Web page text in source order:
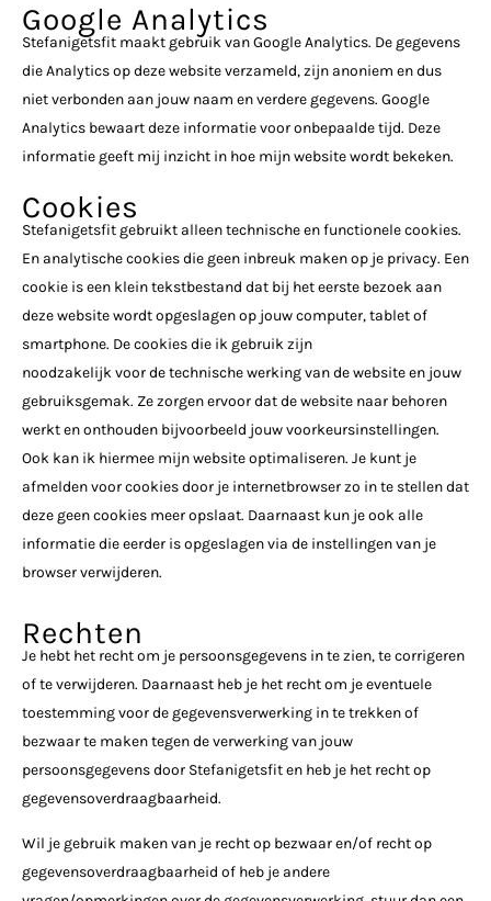
Google Analytics
Stefanigetsfit maakt gebruik van Google Analytics. De gegevens
die Analytics op deze website verzameld, zijn anoniem en dus
niet verbonden aan jouw naam en verdere gegevens. Google
Analytics bewaart deze informatie voor onbepaalde tijd. Deze
informatie geeft mij inzicht in hoe mijn website wordt bekeken.
Cookies
Stefanigetsfit gebruikt alleen technische en functionele cookies.
En analytische cookies die geen inbreuk maken op je privacy. Een
cookie is een klein tekstbestand dat bij het eerste bezoek aan
deze website wordt opgeslagen op jouw computer, tablet of
smartphone. De cookies die ik gebruik zijn
noodzakelijk voor de technische werking van de website en jouw
gebruiksgemak. Ze zorgen ervoor dat de website naar behoren
werkt en onthouden bijvoorbeeld jouw voorkeursinstellingen.
Ook kan ik hiermee mijn website optimaliseren. Je kunt je
afmelden voor cookies door je internetbrowser zo in te stellen dat
deze geen cookies meer opslaat. Daarnaast kun je ook alle
informatie die eerder is opgeslagen via de instellingen van je
browser verwijderen.
Rechten
Je hebt het recht om je persoonsgegevens in te zien, te corrigeren
of te verwijderen. Daarnaast heb je het recht om je eventuele
toestemming voor de gegevensverwerking in te trekken of
bezwaar te maken tegen de verwerking van jouw
persoonsgegevens door Stefanigetsfit en heb je het recht op
gegevensoverdraagbaarheid.
Wil je gebruik maken van je recht op bezwaar en/of recht op
gegevensoverdraagbaarheid of heb je andere